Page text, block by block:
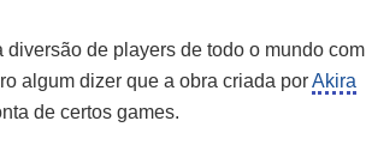
de players de todo o mundo com
algum dizer que a obra criada porAkira
de certos games.